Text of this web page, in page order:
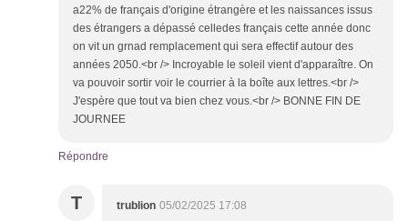
a22% de français d'origine étrangère et les naissances issus
des étrangers a dépassé celledes français cette année donc
on vit un grnad remplacement qui sera effectif autour des
années 2050.<br /> Incroyable le soleil vient d'apparaître. On
va pouvoir sortir voir le courrier à la boîte aux lettres.<br />
J'espère que tout va bien chez vous.<br /> BONNE FIN DE
JOURNEE
Répondre
T trublion 05/02/2025 17:08